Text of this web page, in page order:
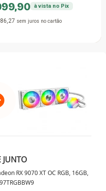
à vista no Pix
sem juros no cartão
JUNTO
RX 9070 XT OC RGB, 16GB,